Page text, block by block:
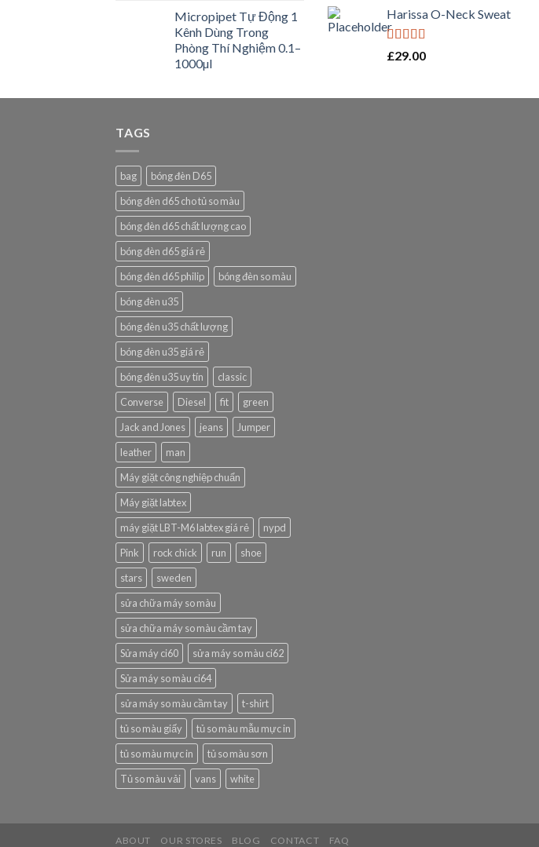
Micropipet Tự Động 1
Kênh Dùng Trong
Phòng Thí Nghiệm 0.1–
1000µl
of 5
Harissa O-Neck Sweat
Rated4.00
£29.00
TAGS
bag
bóng đèn D65
bóng đèn d65 cho tủ so màu
bóng đèn d65 chất lượng cao
bóng đèn d65 giá rẻ
bóng đèn d65 philip
bóng đèn so màu
bóng đèn u35
bóng đèn u35 chất lượng
bóng đèn u35 giá rẻ
bóng đèn u35 uy tín
classic
Converse
Diesel fit
green
Jack and Jones
jeans
Jumper
leather
man
Máy giặt công nghiệp chuẩn
Máy giặt labtex
máy giặt LBT-M6 labtex giá rẻ
nypd
Pink
rock chick run
shoe
stars
sweden
sửa chữa máy so màu
sửa chữa máy so màu cầm tay
Sửa máy ci60
sửa máy so màu ci62
Sửa máy so màu ci64
sửa máy so màu cầm tay
t-shirt
tủ so màu giấy
tủ so màu mẫu mực in
tủ so màu mực in
tủ so màu sơn
Tủ so màu vải
vans white
ABOUT OUR STORES BLOG CONTACT FAQ